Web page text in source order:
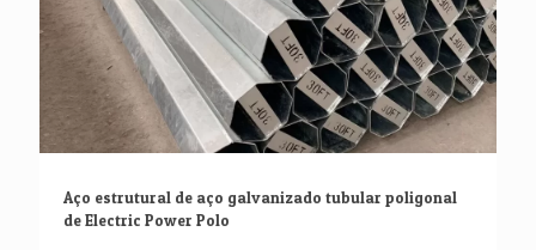
Aço estrutural de aço galvanizado tubular poligonal
de Electric Power Polo